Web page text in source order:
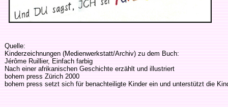
Quelle:
Kinderzeichnungen (Medienwerkstatt/Archiv) zu dem Buch:
Jérôme Ruillier, Einfach farbig
Nach einer afrikanischen Geschichte erzählt und illustriert
bohem press Zürich 2000
bohem press setzt sich für benachteiligte Kinder ein und unterstützt die